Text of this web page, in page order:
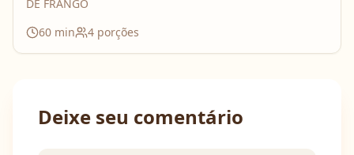
DE FRANGO
60 min 4 porções
Deixe seu comentário